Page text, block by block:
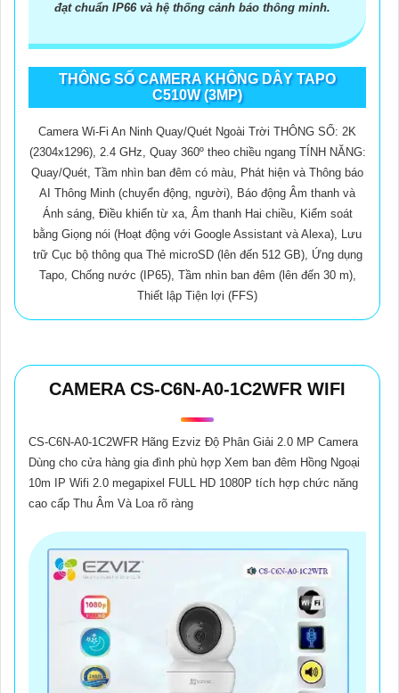
đạt chuẩn IP66 và hệ thống cảnh báo thông minh.
THÔNG SỐ CAMERA KHÔNG DÂY TAPO
C510W (3MP)
Camera Wi-Fi An Ninh Quay/Quét Ngoài Trời THÔNG SỐ: 2K
(2304x1296), 2.4 GHz, Quay 360º theo chiều ngang TÍNH NĂNG:
Quay/Quét, Tầm nhìn ban đêm có màu, Phát hiện và Thông báo
AI Thông Minh (chuyển động, người), Báo động Âm thanh và
Ánh sáng, Điều khiển từ xa, Âm thanh Hai chiều, Kiểm soát
bằng Giọng nói (Hoạt động với Google Assistant và Alexa), Lưu
trữ Cục bộ thông qua Thẻ microSD (lên đến 512 GB), Ứng dụng
Tapo, Chống nước (IP65), Tầm nhìn ban đêm (lên đến 30 m),
Thiết lập Tiện lợi (FFS)
CAMERA CS-C6N-A0-1C2WFR WIFI
CS-C6N-A0-1C2WFR Hãng Ezviz Độ Phân Giải 2.0 MP Camera
Dùng cho cửa hàng gia đình phù hợp Xem ban đêm Hồng Ngoại
10m IP Wifi 2.0 megapixel FULL HD 1080P tích hợp chức năng
cao cấp Thu Âm Và Loa rõ ràng